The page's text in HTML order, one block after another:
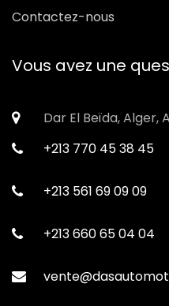
Contactez-nous
Vous avez une
Dar El Beïda, Alger,
+213 770 45 38 45
+213 561 69 09 09
+213 660 65 04 04